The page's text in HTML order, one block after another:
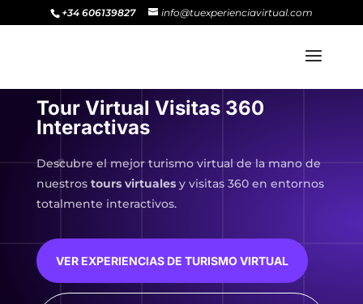
+34 606139827 info@tuexperienciavirtual.com
VISITAS VIRTUALES PARA TURISMO VIRTUAL E
Tour Virtual Visitas 360
Interactivas
Descubre el mejor turismo virtual de la mano de
nuestros tours virtualesy visitas 360 en entornos
totalmente interactivos.
VER EXPERIENCIAS DE TURISMO VIRTUAL